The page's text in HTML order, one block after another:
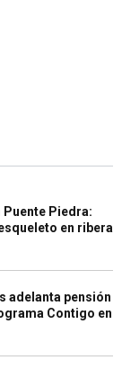
Puente Piedra:
en ribera
adelanta pensión
Contigo en